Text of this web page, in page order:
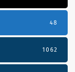
48
1062